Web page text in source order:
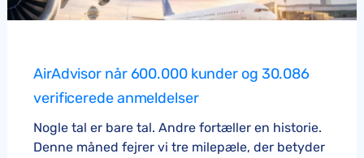
AirAdvisor når 600.000 kunder og 30.086
verificerede anmeldelser
Nogle tal er bare tal. Andre fortæller en historie.
Denne måned fejrer vi tre milepæle, der betyder